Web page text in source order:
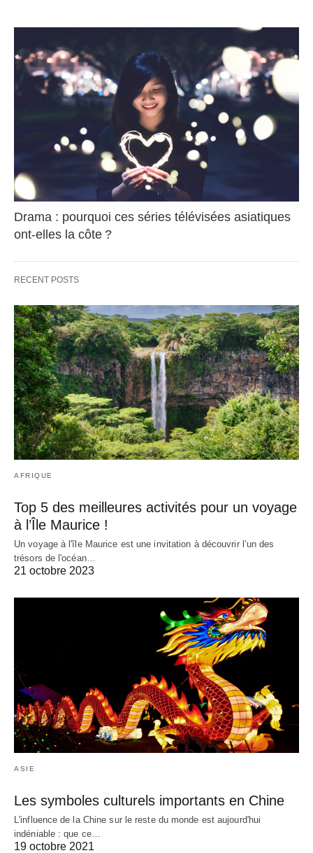
Drama : pourquoi ces séries télévisées asiatiques
ont-elles la côte ?
RECENT POSTS
AFRIQUE
Top 5 des meilleures activités pour un voyage
à l’Île Maurice !
Un voyage à l'île Maurice est une invitation à découvrir l’un des
trésors de l'océan…
21 octobre 2023
ASIE
Les symboles culturels importants en Chine
L'influence de la Chine sur le reste du monde est aujourd'hui
indéniable : que ce…
19 octobre 2021